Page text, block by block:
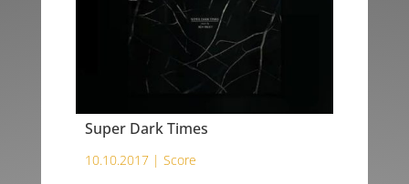
Super Dark Times
10.10.2017 | Score